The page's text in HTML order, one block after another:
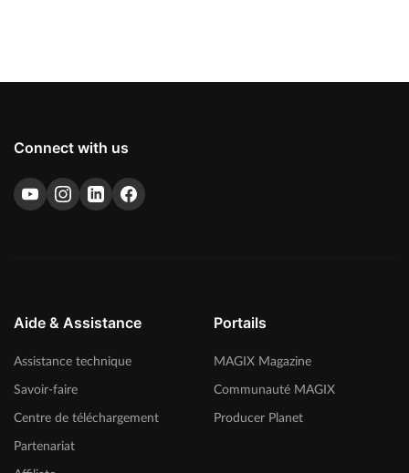
Connect with us
Aide & Assistance
Assistance technique
Savoir-faire
Centre de téléchargement
Partenariat
Portails
MAGIX Magazine
Communauté MAGIX
Producer Planet